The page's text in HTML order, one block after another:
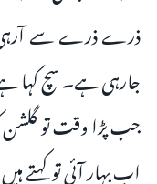
ذرے ذرے سے
جارہی ہے۔ سچ کہا
جب پڑا وقت تو گلشن
اب بہار آئی تو کہتے